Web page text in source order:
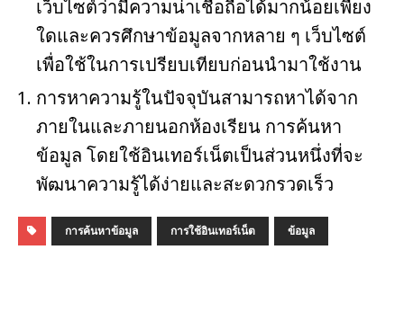
เว็บไซต์ว่ามีความน่าเชื่อถือได้มากน้อยเพียง
ใดและควรศึกษาข้อมูลจากหลาย ๆ เว็บไซต์
เพื่อใช้ในการเปรียบเทียบก่อนนำมาใช้งาน
การหาความรู้ในปัจจุบันสามารถหาได้จาก
ภายในและภายนอกห้องเรียน การค้นหา
ข้อมูล โดยใช้อินเทอร์เน็ตเป็นส่วนหนึ่งที่จะ
พัฒนาความรู้ได้ง่ายและสะดวกรวดเร็ว
การค้นหาข้อมูล การใช้อินเทอร์เน็ต ข้อมูล